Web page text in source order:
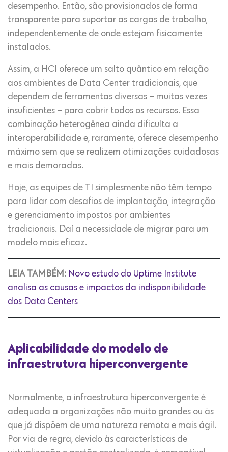
desempenho. Então, são provisionados de forma
transparente para suportar as cargas de trabalho,
independentemente de onde estejam fisicamente
instalados.
Assim, a HCI oferece um salto quântico em relação
aos ambientes de Data Center tradicionais, que
dependem de ferramentas diversas – muitas vezes
insuficientes – para cobrir todos os recursos. Essa
combinação heterogênea ainda dificulta a
interoperabilidade e, raramente, oferece desempenho
máximo sem que se realizem otimizações cuidadosas
e mais demoradas.
Hoje, as equipes de TI simplesmente não têm tempo
para lidar com desafios de implantação, integração
e gerenciamento impostos por ambientes
tradicionais. Daí a necessidade de migrar para um
modelo mais eficaz.
LEIA TAMBÉM: Novo estudo do Uptime Institute
analisa as causas e impactos da indisponibilidade
dos Data Centers
Aplicabilidade do modelo de
infraestrutura hiperconvergente
Normalmente, a infraestrutura hiperconvergente é
adequada a organizações não muito grandes ou às
que já dispõem de uma natureza remota e mais ágil.
Por via de regra, devido às características de